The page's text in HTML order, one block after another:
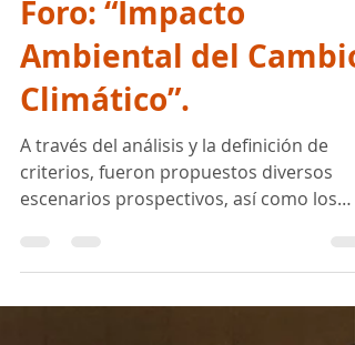
24 nov 2022
Foro: “Impacto
Ambiental del Cambio
Climático”.
A través del análisis y la definición de